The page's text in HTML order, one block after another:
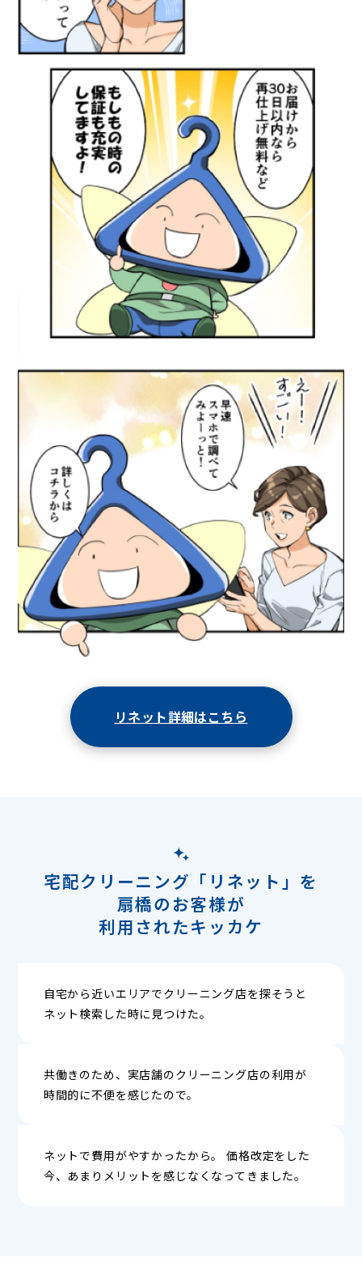
リネット詳細はこちら
宅配クリーニング「リネット」を
扇橋のお客様が
利用されたキッカケ
自宅から近いエリアでクリーニング店を探そうと
ネット検索した時に見つけた。
共働きのため、実店舗のクリーニング店の利用が
時間的に不便を感じたので。
ネットで費用がやすかったから。 価格改定をした
今、あまりメリットを感じなくなってきました。